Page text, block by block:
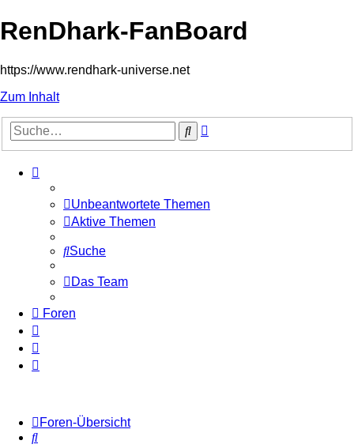
RenDhark-FanBoard
https://www.rendhark-universe.net
Zum Inhalt
Suche
Unbeantwortete Themen
Aktive Themen
Suche
Das Team
Foren
Foren-Übersicht
Suche